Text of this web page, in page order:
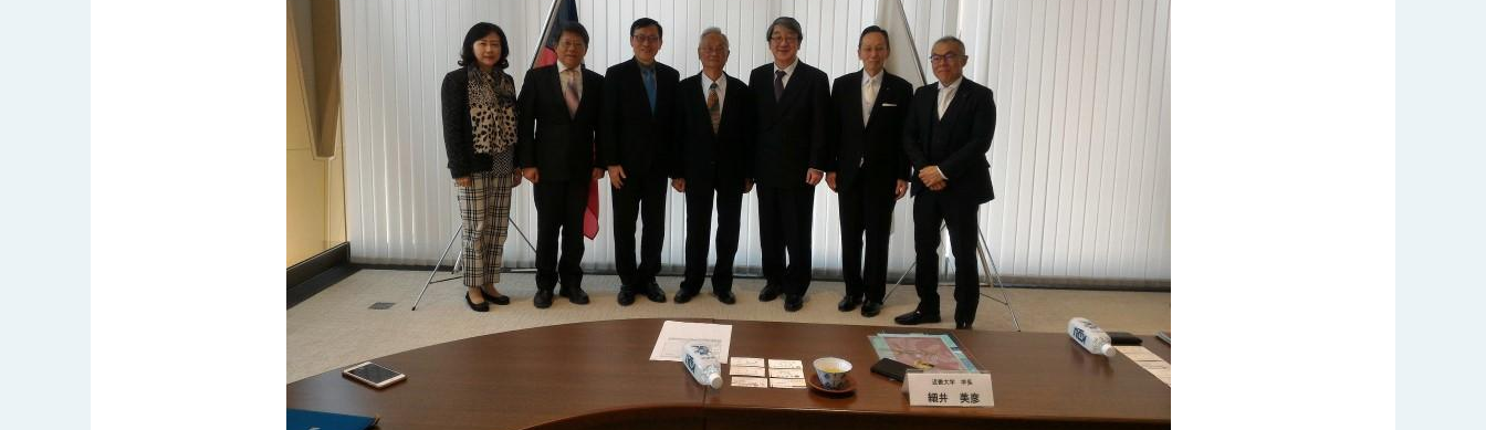
外交部長林佳龍接見美國智庫「德國馬歇爾基金會」訪問團一行，深化跨大西洋戰略夥伴關係
臺美經貿談判獲階段性成果 卓揆期勉爭取時間完成「臺美對等貿易協定」簽署
卓揆：臺美關稅談判階段性結果有助臺灣取得有利戰略地位 全力支持「臺美對等貿易協定」簽署
外交部與數位發展部攜手合作，整合台灣雄厚數位實力，達成固邦榮邦目標
外交部長林佳龍主持第35次「參與亞太經濟合作策略小組」跨部會會議
民調顯示多數國人滿意政府外交表現，高度支持「總合外交」與台歐美日關係深化
總統以「韌性之島，希望之光」為題發表2026新 年談話
總統主持「守護民主台灣國安行動方案」記者會 強調以實力守護台海和平 以決心掌握國家命運
變局中 奮起的新臺灣 總統發表國慶演說
總統發表執政周年談話 盼面對未來挑戰 堅持團結 迎風轉型 穩健前行